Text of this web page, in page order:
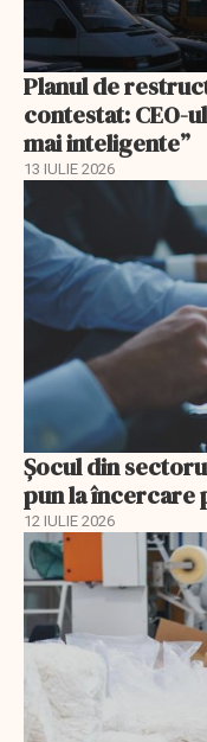
Planul de
contestat: CEO-
mai inteligente”
13 IULIE 2026
Șocul din
pun la încercare
12 IULIE 2026
EXCLUSIV